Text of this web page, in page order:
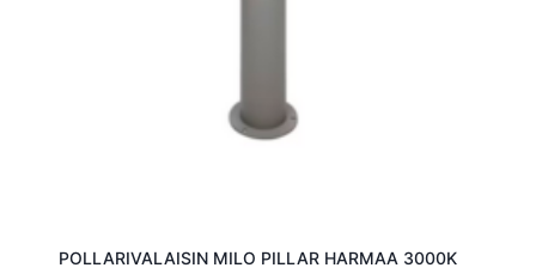
POLLARIVALAISIN MILO PILLAR HARMAA 3000K